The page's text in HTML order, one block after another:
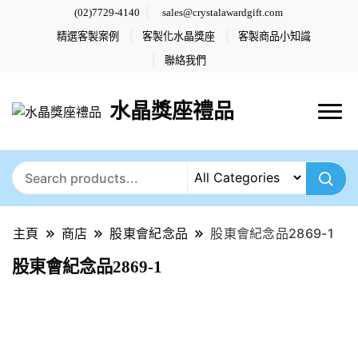
(02)7729-4140 sales@crystalawardgift.com
精選客製案例 客製化水晶獎座 客製商品小知識
聯絡我們
水晶獎座禮品
主頁 商店 股東會紀念品 股東會紀念品2869-1
股東會紀念品2869-1